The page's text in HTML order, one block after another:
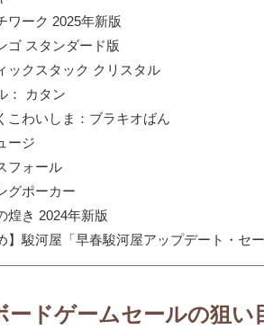
ワーク 2025年新版
ゴ スタンダード版
ックスタック クリスタル
： カタン
こわいしま：ブラキオばん
ージ
フォール
グポーカー
煌き 2024年新版
】駿河屋「早春駿河屋アップデート・セー
ードゲームセールの狙